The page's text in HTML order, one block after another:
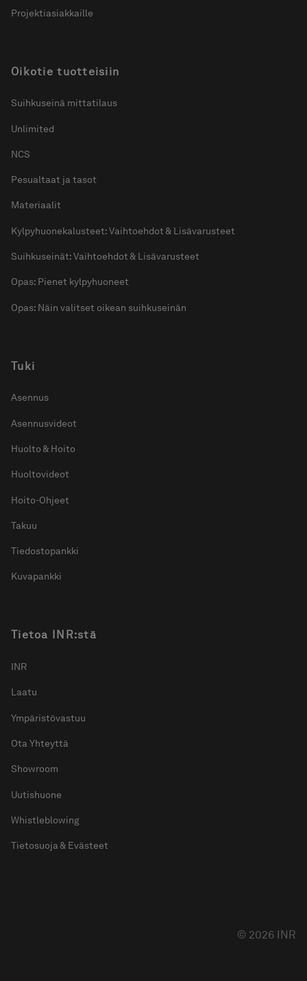
Projektiasiakkaille
Oikotie tuotteisiin
Suihkuseinä mittatilaus
Unlimited
NCS
Pesualtaat ja tasot
Materiaalit
Kylpyhuonekalusteet: Vaihtoehdot & Lisävarusteet
Suihkuseinät: Vaihtoehdot & Lisävarusteet
Opas: Pienet kylpyhuoneet
Opas: Näin valitset oikean suihkuseinän
Tuki
Asennus
Asennusvideot
Huolto & Hoito
Huoltovideot
Hoito-Ohjeet
Takuu
Tiedostopankki
Kuvapankki
Tietoa INR:stä
INR
Laatu
Ympäristövastuu
Ota Yhteyttä
Showroom
Uutishuone
Whistleblowing
Tietosuoja & Evästeet
© 2026 INR